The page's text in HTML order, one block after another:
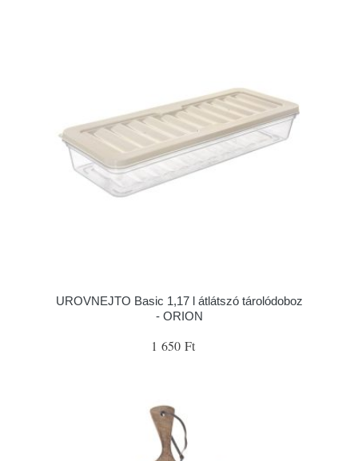
UROVNEJTO Basic 1,17 l átlátszó tárolódoboz
- ORION
1 650 Ft